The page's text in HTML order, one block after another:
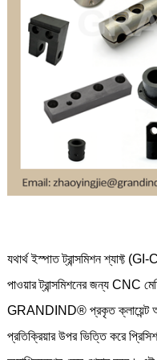
যথার্থ ইস্পাত ট্রান্সমিশন শ্যাফ্ট
পাওয়ার ট্রান্সমিশনের জন্য CNC
GRANDIND® প্রকৃত ক্লায়েন্ট
প্রতিক্রিয়ার উপর ভিত্তি করে